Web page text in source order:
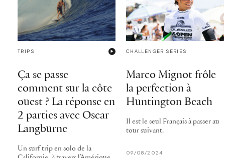
TRIPS
Ça se passe
comment sur la côte
ouest ? La réponse en
2 parties avec Oscar
Langburne
Un surf trip en solo de la
CHALLENGER SERIES
Marco Mignot frôle
la perfection à
Huntington Beach
Il est le seul Français à passer au
tour suivant.
09/08/2024